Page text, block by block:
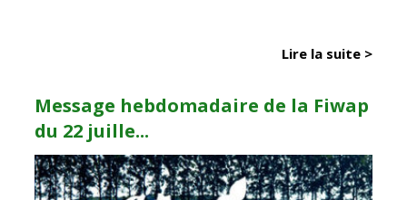
Lire la suite >
Message hebdomadaire de la Fiwap
du 22 juille...